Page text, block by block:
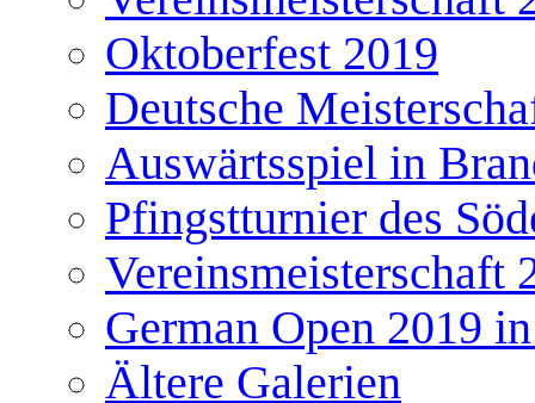
Oktoberfest 2019
Deutsche
Auswärtsspiel in
Pfingstturnier des
Vereinsmeisterschaft
German Open 2019
Ältere Galerien